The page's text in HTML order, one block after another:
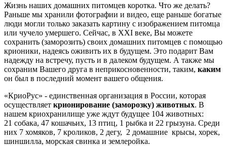
Жизнь наших домашних питомцев коротка. Что же делать?
Раньше мы хранили фотографии и видео, еще раньше богатые
люди могли только заказать картину с изображением питомца
или чучело умершего. Сейчас, в XXI веке, Вы можете
сохранить (заморозить) своих домашних питомцев с помощью
крионики, надеясь оживить их в будущем. Это подарит Вам
надежду на встречу, пусть и в далеком будущем. А также мы
сохраним Вашего друга в неприкосновенности, таким, каким
он был в последний момент вашего общения.
«КриоРус» - единственная организация в России, которая
осуществляет крионирование (заморозку) животных. В
нашем криохранилище уже ждут будущее 104 животных:
21 собака, 47 кошачьих, 13 птиц, 1 рыбка и 22 грызуна. Среди
них 7 хомяков, 7 кроликов, 2 дегу, 2 домашние крысы, хорек,
шиншилла, морская свинка и землеройка.